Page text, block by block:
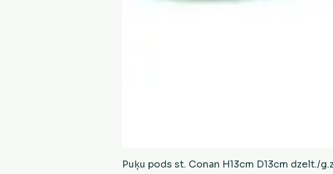
Puķu pods st. Conan H13cm D13cm dzelt./